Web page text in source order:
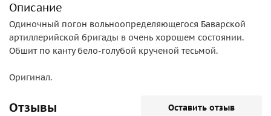
Описание
Одиночный погон вольноопределяющегося Баварской
артиллерийской бригады в очень хорошем состоянии.
Обшит по канту бело-голубой крученой тесьмой.
Оригинал.
Отзывы Оставить отзыв